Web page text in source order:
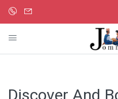
Discover And